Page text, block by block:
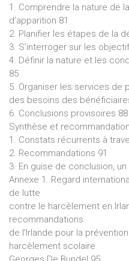
1. Comprendre la nature de
d’apparition 81
2. Planifier les étapes de la
3. S’interroger sur les
4. Définir la nature et les
85
5. Organiser les services de
des besoins des
6. Conclusions provisoires 88
Synthèse et
1. Constats récurrents à
2. Recommandations 91
3. En guise de conclusion,
Annexe 1. Regard
de lutte
contre le harcèlement en
recommandations
de l’Irlande pour la
harcèlement scolaire